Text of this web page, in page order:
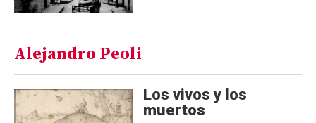
Alejandro Peoli
Los vivos y los
muertos